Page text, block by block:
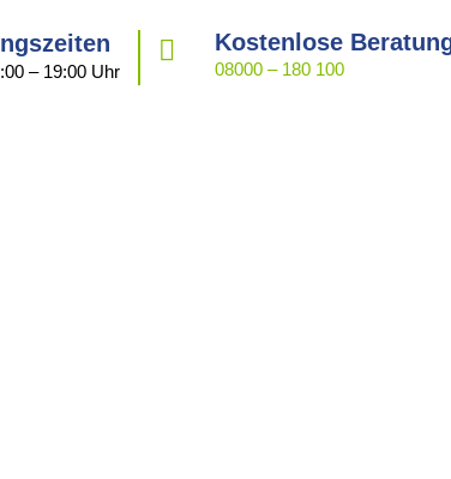
– 19:00 Uhr
 Kostenlose
08000 – 180 100